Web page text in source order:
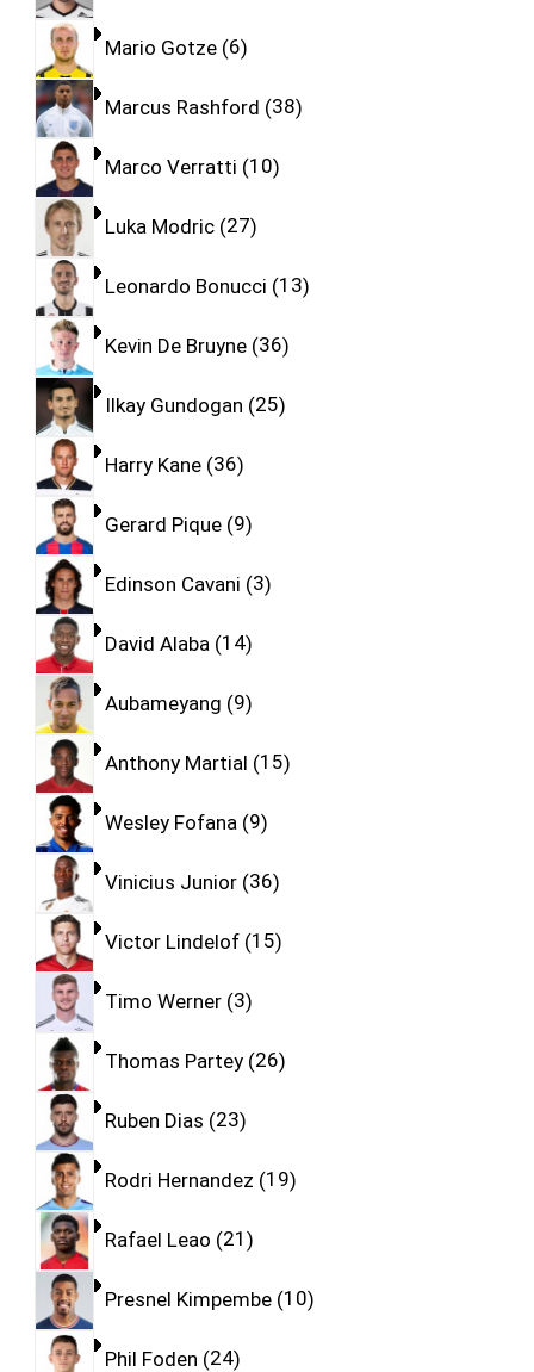
Mario Gotze 6
Marcus Rashford 38
Marco Verratti 10
Luka Modric 27
Leonardo Bonucci 13
Kevin De Bruyne 36
Ilkay Gundogan 25
Harry Kane 36
Gerard Pique 9
Edinson Cavani 3
David Alaba 14
Aubameyang 9
Anthony Martial 15
Wesley Fofana 9
Vinicius Junior 36
Victor Lindelof 15
Timo Werner 3
Thomas Partey 26
Ruben Dias 23
Rodri Hernandez 19
Rafael Leao 21
Presnel Kimpembe 10
Phil Foden 24